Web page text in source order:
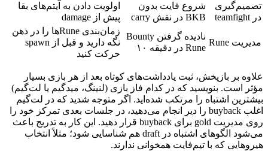
تصمیم‌گیری
در teamfight
شروع فایت بدون
BKB در نقش carry
اولویت دادن به آیتم‌های بقا
پیش از damage
مدیریت Rune
نادیده گرفتن Bounty
Rune در دقیقه ۱۰
زمان‌بندی Runeها را در ذهن
نگه دارید و قبل از spawn
حرکت کنید
علاوه بر بازپخش، ثبت یادداشت‌های کوتاه بعد از هر بازی بسیار
مؤثر است. بنویسید که در کدام فاز بازی (لنینگ، میدگیم یا لت‌گیم)
بیشترین اشتباه را مرتکب شده‌اید. اگر متوجه شدید که در لت‌گیم
اغلب buyback را دیر انجام می‌دهید، در جلسات بعدی تمرکز خود را
روی مدیریت gold برای buyback قرار دهید. این کار به تدریج باعث
می‌شود الگوهای اشتباه در draft هم شناسایی شود؛ مثلاً انتخاب
هیروهایی که با تیم‌فایت همخوانی ندارند.